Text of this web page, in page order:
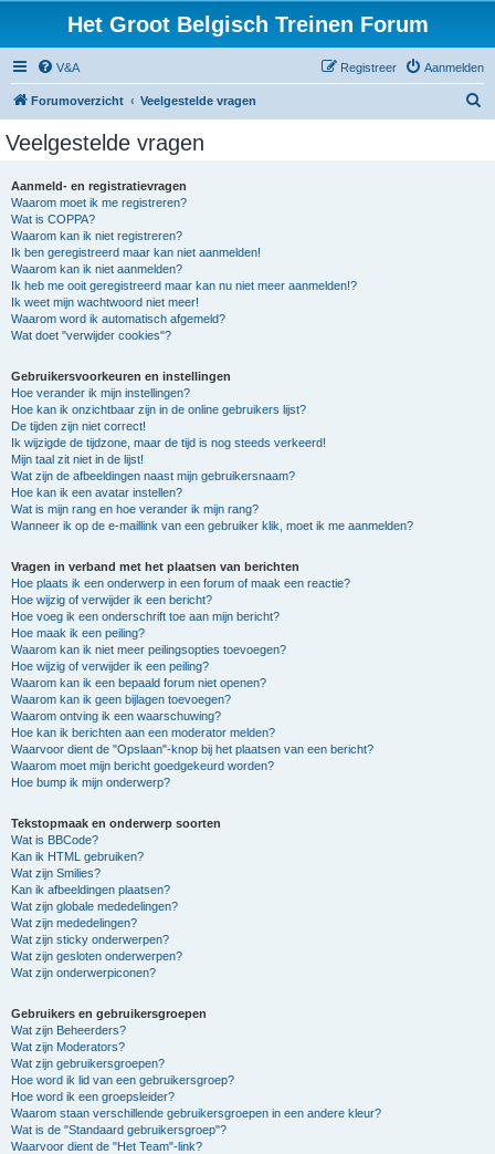
Het Groot Belgisch Treinen Forum
V&A Aanmelden
Registreer
Forumoverzicht Veelgestelde vragen
Veelgestelde vragen
Aanmeld- en registratievragen
Waarom moet ik me registreren?
Wat is COPPA?
Waarom kan ik niet registreren?
Ik ben geregistreerd maar kan niet aanmelden!
Waarom kan ik niet aanmelden?
Ik heb me ooit geregistreerd maar kan nu niet meer aanmelden!?
Ik weet mijn wachtwoord niet meer!
Waarom word ik automatisch afgemeld?
Wat doet "verwijder cookies"?
Gebruikersvoorkeuren en instellingen
Hoe verander ik mijn instellingen?
Hoe kan ik onzichtbaar zijn in de online gebruikers lijst?
De tijden zijn niet correct!
Ik wijzigde de tijdzone, maar de tijd is nog steeds verkeerd!
Mijn taal zit niet in de lijst!
Wat zijn de afbeeldingen naast mijn gebruikersnaam?
Hoe kan ik een avatar instellen?
Wat is mijn rang en hoe verander ik mijn rang?
Wanneer ik op de e-maillink van een gebruiker klik, moet ik me aanmelden?
Vragen in verband met het plaatsen van berichten
Hoe plaats ik een onderwerp in een forum of maak een reactie?
Hoe wijzig of verwijder ik een bericht?
Hoe voeg ik een onderschrift toe aan mijn bericht?
Hoe maak ik een peiling?
Waarom kan ik niet meer peilingsopties toevoegen?
Hoe wijzig of verwijder ik een peiling?
Waarom kan ik een bepaald forum niet openen?
Waarom kan ik geen bijlagen toevoegen?
Waarom ontving ik een waarschuwing?
Hoe kan ik berichten aan een moderator melden?
Waarvoor dient de "Opslaan"-knop bij het plaatsen van een bericht?
Waarom moet mijn bericht goedgekeurd worden?
Hoe bump ik mijn onderwerp?
Tekstopmaak en onderwerp soorten
Wat is BBCode?
Kan ik HTML gebruiken?
Wat zijn Smilies?
Kan ik afbeeldingen plaatsen?
Wat zijn globale mededelingen?
Wat zijn mededelingen?
Wat zijn sticky onderwerpen?
Wat zijn gesloten onderwerpen?
Wat zijn onderwerpiconen?
Gebruikers en gebruikersgroepen
Wat zijn Beheerders?
Wat zijn Moderators?
Wat zijn gebruikersgroepen?
Hoe word ik lid van een gebruikersgroep?
Hoe word ik een groepsleider?
Waarom staan verschillende gebruikersgroepen in een andere kleur?
Wat is de "Standaard gebruikersgroep"?
Waarvoor dient de "Het Team"-link?